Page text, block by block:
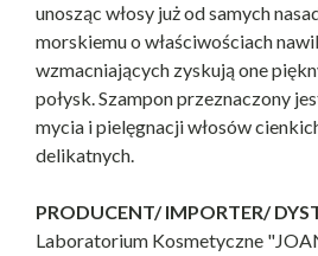
unosząc włosy już od samych
morskiemu o właściwościach
wzmacniających zyskują one
połysk. Szampon przeznaczony
mycia i pielęgnacji włosów
delikatnych.
PRODUCENT/ IMPORTER/
Laboratorium Kosmetyczne